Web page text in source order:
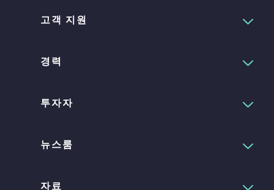
고객 지원
경력
투자자
뉴스룸
자료